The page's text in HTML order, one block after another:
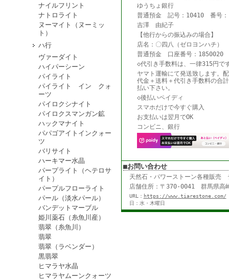
ナイルフリント
ナトロライト
ヌーマイト（ヌーミッ
ト）
ハ行
ヴァーダイト
ハイパーシーン
パイライト
パイライト イン クォ
ーツ
パイロクシナイト
パイロクスマンガン鉱
ハックマナイト
パパゴアイトインクォー
ツ
バリサイト
ハーキマー水晶
パープライト（ヘテロサ
イト）
パープルフローライト
パール（淡水パール）
バンデットマーブル
姫川薬石（糸魚川産）
翡翠（糸魚川）
翡翠
翡翠（ラベンダー）
黒翡翠
ヒマラヤ水晶
ヒマラヤムーンクォーツ
ゆうちょ銀行
普通預金 記号：10410 番号：
吉澤 由紀子
【他行からの振込みの場合】
店名：〇四八（ゼロヨンハチ）
普通預金 口座番号：1850020
◇代引き手数料は、一律315円で
ヤマト運輸にて発送致します。
代金＋送料＋代引き手数料の合
払い下さい。
◇後払いペイディ
スマホだけで今すぐ購入
お支払いは翌月でOK
コンビニ、銀行
■お問い合わせ
天然石・パワーストーン各種販
店舗住所：〒370-0041 群馬
URL： https://www.tiarestone.com/
日：水・木曜日